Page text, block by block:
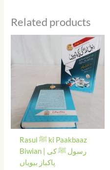
Related products
Rasul ﷺ ki Paakbaaz
Biwian | رسول ﷺ کی
پاکباز بیویاں